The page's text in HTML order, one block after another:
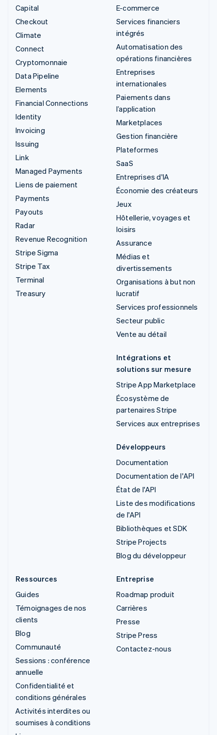
Capital
Checkout
Climate
Connect
Cryptomonnaie
Data Pipeline
Elements
Financial Connections
Identity
Invoicing
Issuing
Link
Managed Payments
Liens de paiement
Payments
Payouts
Radar
Revenue Recognition
Stripe Sigma
Stripe Tax
Terminal
Treasury
E-commerce
Services financiers
intégrés
Automatisation des
opérations financières
Entreprises
internationales
Paiements dans
l’application
Marketplaces
Gestion financière
Plateformes
SaaS
Entreprises d'IA
Économie des créateurs
Jeux
Hôtellerie, voyages et
loisirs
Assurance
Médias et
divertissements
Organisations à but non
lucratif
Services professionnels
Secteur public
Vente au détail
Intégrations et
solutions sur mesure
Stripe App Marketplace
Écosystème de
partenaires Stripe
Services aux entreprises
Développeurs
Documentation
Documentation de l'API
État de l'API
Liste des modifications
de l'API
Bibliothèques et SDK
Stripe Projects
Blog du développeur
Ressources
Guides
Témoignages de nos
clients
Blog
Communauté
Sessions : conférence
annuelle
Confidentialité et
conditions générales
Activités interdites ou
soumises à conditions
Entreprise
Roadmap produit
Carrières
Presse
Stripe Press
Contactez-nous